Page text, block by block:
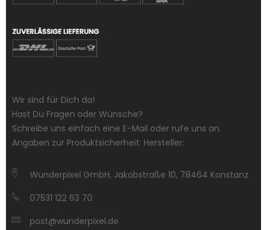
Wir sind für Dich da!
Hast Du Fragen oder Wünsche?
Schreibe uns einfach eine E-Mail oder rufe uns an.
Angaben zur Produktsicherheit: Hersteller:
Wunderpixel GmbH, Jakobstraße 10, 78464 Konstanz
07531 122 63 70
post@wunderpixel.de